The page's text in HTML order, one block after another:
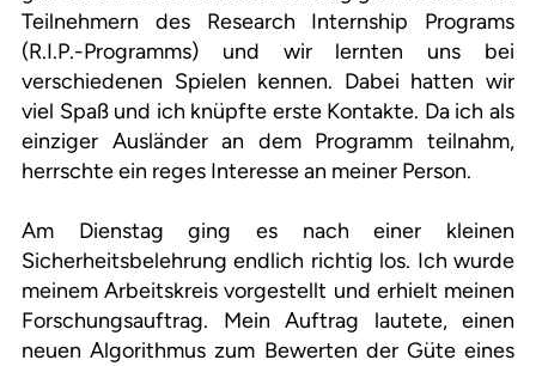
Teilnehmern des Research Internship Programs
(R.I.P.-Programms) und wir lernten uns bei
verschiedenen Spielen kennen. Dabei hatten wir
viel Spaß und ich knüpfte erste Kontakte. Da ich als
einziger Ausländer an dem Programm teilnahm,
herrschte ein reges Interesse an meiner Person.
Am Dienstag ging es nach einer kleinen
Sicherheitsbelehrung endlich richtig los. Ich wurde
meinem Arbeitskreis vorgestellt und erhielt meinen
Forschungsauftrag. Mein Auftrag lautete, einen
neuen Algorithmus zum Bewerten der Güte eines